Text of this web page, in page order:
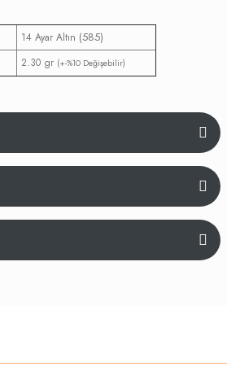
14 Ayar Altın (585)
2.30 gr (+-%10 Değişebilir)
ilk yorumu siz yapın!